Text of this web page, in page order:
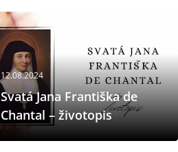
12.08.2024
Svatá Jana Františka de
Chantal – životopis